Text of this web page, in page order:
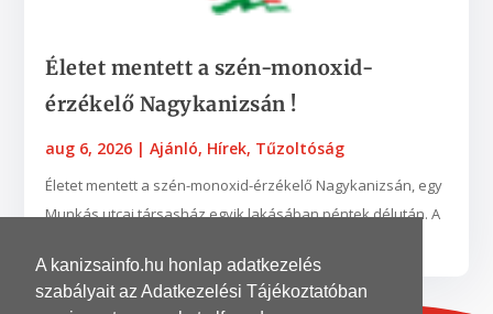
A kanizsainfo.hu honlap adatkezelés
szabályait az Adatkezelési Tájékoztatóban
Életet mentett a szén-monoxid-
érzékelő Nagykanizsán !
aug 6, 2026 |Ajánló, Hírek, Tűzoltóság
Életet mentett a szén-monoxid-érzékelő Nagykanizsán, egy
Munkás utcai társasház egyik lakásában péntek délután. A